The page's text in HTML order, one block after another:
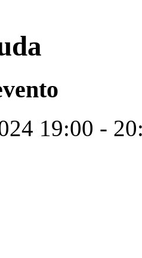
19:00 -